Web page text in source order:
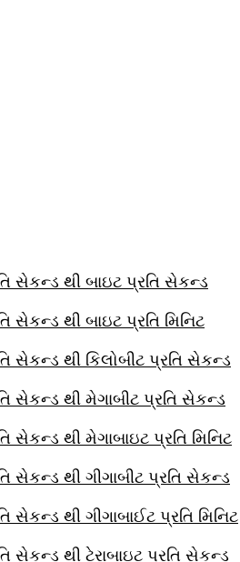
સેકન્ડ થી બાઇટ પ્રતિ સેકન્ડ
સેકન્ડ થી બાઇટ પ્રતિ મિનિટ
સેકન્ડ થી કિલોબીટ પ્રતિ સેકન્ડ
સેકન્ડ થી મેગાબીટ પ્રતિ સેકન્ડ
સેકન્ડ થી મેગાબાઇટ પ્રતિ મિનિટ
સેકન્ડ થી ગીગાબીટ પ્રતિ સેકન્ડ
સેકન્ડ થી ગીગાબાઈટ પ્રતિ મિનિટ
સેકન્ડ થી ટેરાબાઇટ પ્રતિ સેકન્ડ